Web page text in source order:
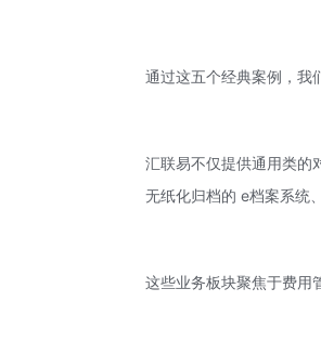
通过这五个经典案例，我
汇联易不仅提供通用类的
无纸化归档的 e档案系统
这些业务板块聚焦于费用